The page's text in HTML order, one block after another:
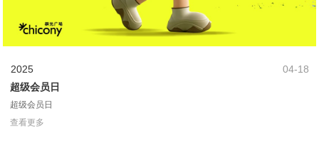
04-18
2025
超级会员日
超级会员日
查看更多